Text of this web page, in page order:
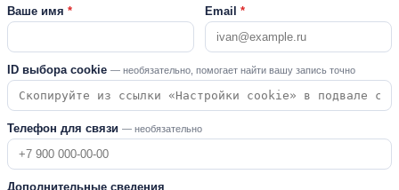
Ваше имя * Email *
ID выбора cookie — необязательно, помогает найти вашу запись точно
Телефон для связи — необязательно
Дополнительные сведения